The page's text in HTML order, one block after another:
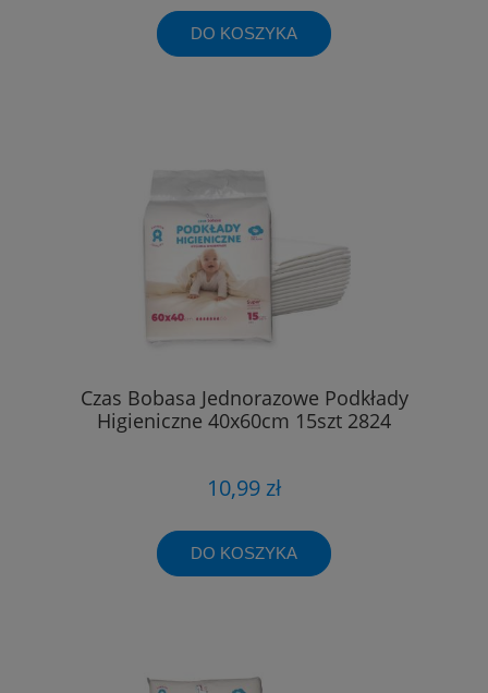
DO KOSZYKA
Czas Bobasa Jednorazowe Podkłady
Higieniczne 40x60cm 15szt 2824
10,99 zł
DO KOSZYKA